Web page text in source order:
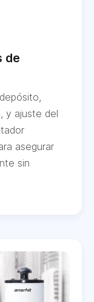
de
y ajuste del
asegurar
sin